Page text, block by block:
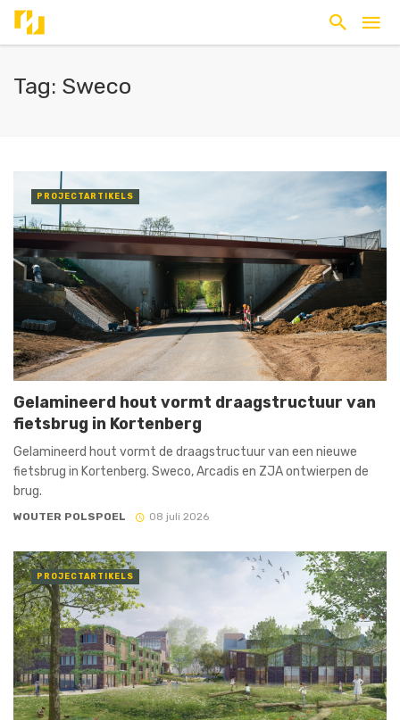
Tag: Sweco
PROJECTARTIKELS
Gelamineerd hout vormt draagstructuur van
fietsbrug in Kortenberg
Gelamineerd hout vormt de draagstructuur van een nieuwe
fietsbrug in Kortenberg. Sweco, Arcadis en ZJA ontwierpen de
brug.
WOUTER POLSPOEL 08 juli 2026
PROJECTARTIKELS